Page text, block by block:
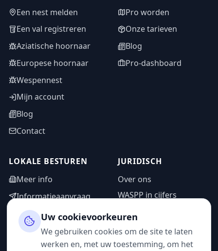
Een nest melden
Een val registreren
Aziatische hoornaar
Europese hoornaar
Wespennest
Mijn account
Blog
Contact
Pro worden
Onze tarieven
Blog
Pro-dashboard
LOKALE BESTUREN
Meer info
Informatieaanvraag
Adminzone
JURIDISCH
Over ons
WASPP in cijfers
Privacybeleid
Gebruiksvoorwaarden
Uw cookievoorkeuren
We gebruiken cookies om de site te laten
werken en, met uw toestemming, om het